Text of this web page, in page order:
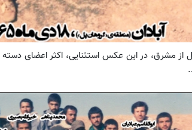
از مشرق، در این عکس استثنایی، اکثر اعضای